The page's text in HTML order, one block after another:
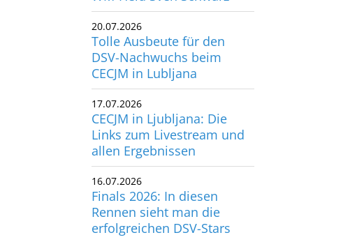
20.07.2026
Tolle Ausbeute für den
DSV-Nachwuchs beim
CECJM in Lubljana
17.07.2026
CECJM in Ljubljana: Die
Links zum Livestream und
allen Ergebnissen
16.07.2026
Finals 2026: In diesen
Rennen sieht man die
erfolgreichen DSV-Stars